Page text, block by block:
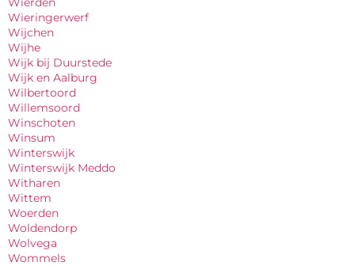
Wieringerwerf
Wijchen
Wijhe
Wijk bij Duurstede
Wijk en Aalburg
Wilbertoord
Willemsoord
Winschoten
Winsum
Winterswijk
Winterswijk Meddo
Witharen
Wittem
Woerden
Woldendorp
Wolvega
Wommels